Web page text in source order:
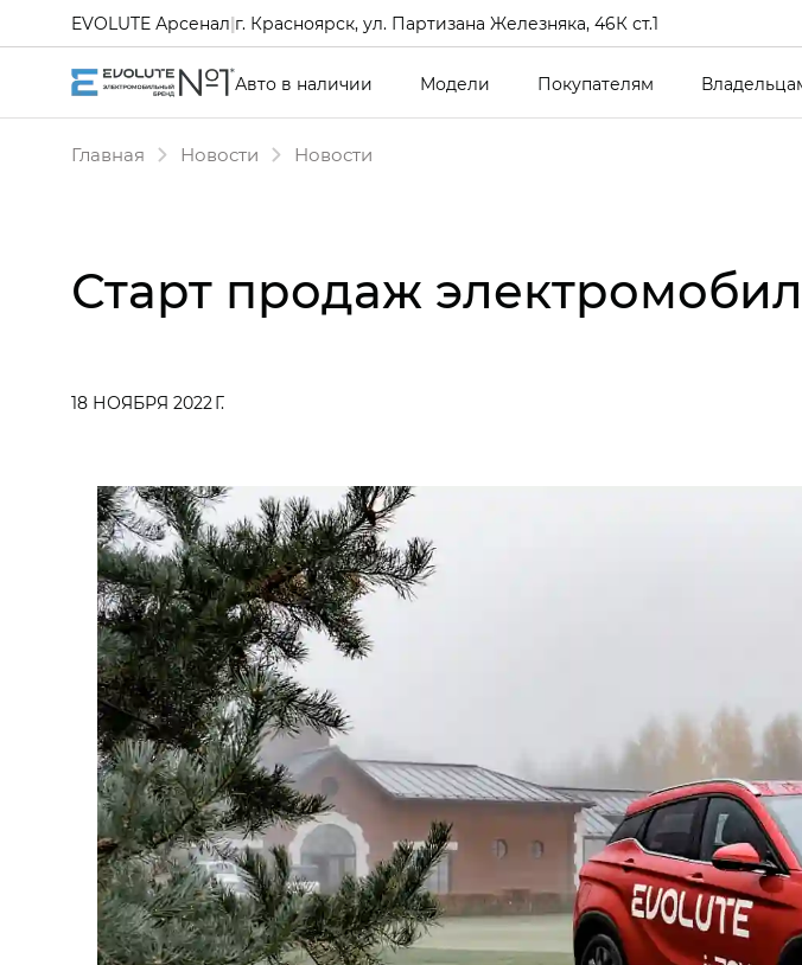
EVOLUTE Арсенал|г. Красноярск, ул. Партизана Железняка, 46К ст.1
Авто в наличии Модели Покупателям
Главная Новости Новости
Старт продаж
18 НОЯБРЯ 2022 Г.